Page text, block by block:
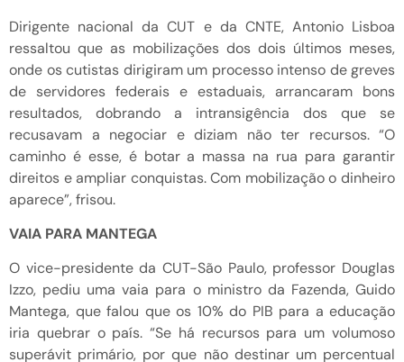
Dirigente nacional da CUT e da CNTE, Antonio Lisboa
ressaltou que as mobilizações dos dois últimos meses,
onde os cutistas dirigiram um processo intenso de greves
de servidores federais e estaduais, arrancaram bons
resultados, dobrando a intransigência dos que se
recusavam a negociar e diziam não ter recursos. “O
caminho é esse, é botar a massa na rua para garantir
direitos e ampliar conquistas. Com mobilização o dinheiro
aparece”, frisou.
VAIA PARA MANTEGA
O vice-presidente da CUT-São Paulo, professor Douglas
Izzo, pediu uma vaia para o ministro da Fazenda, Guido
Mantega, que falou que os 10% do PIB para a educação
iria quebrar o país. “Se há recursos para um volumoso
superávit primário, por que não destinar um percentual